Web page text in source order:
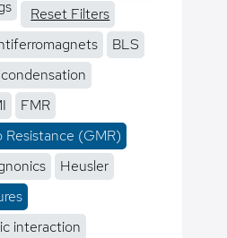
Reset Filters
BLS
FMR
(GMR)
Heusler
interaction